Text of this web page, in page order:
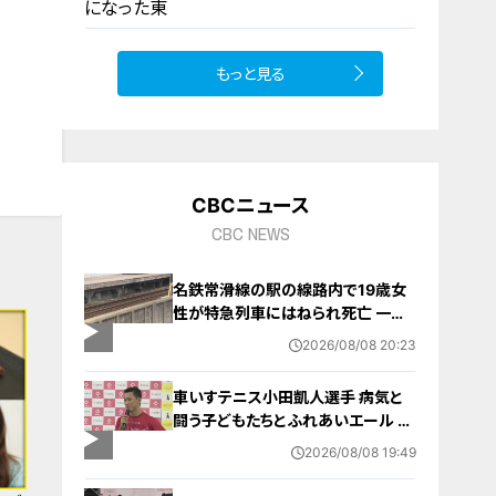
もっと見る
CBCニュース
CBC NEWS
名鉄常滑線の駅の線路内で19歳女
性が特急列車にはねられ死亡 一部
区間で一時運転見合わせに お盆休
2026/08/08 20:23
車いすテニス小田凱人選手 病気と
闘う子どもたちとふれあいエール ス
ポーツの楽しさ伝える 名古屋・緑区
2026/08/08 19:49